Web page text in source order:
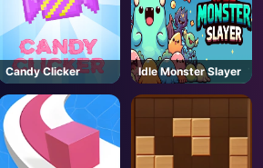
AD
Candy Clicker Idle Monster Slayer